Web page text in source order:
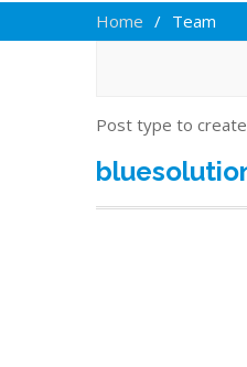
Home Team
Post type to